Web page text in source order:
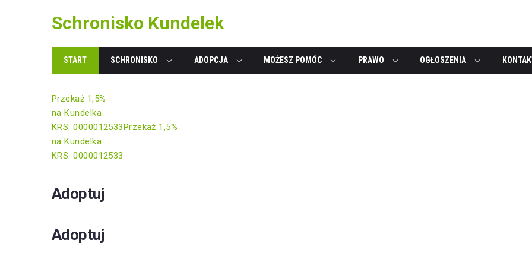
Schronisko Kundelek
START SCHRONISKO ADOPCJA MOŻESZ POMÓC PRAWO OGŁOSZENIA
Przekaż 1,5%
na Kundelka
KRS: 0000012533Przekaż 1,5%
na Kundelka
KRS: 0000012533
Adoptuj
Adoptuj